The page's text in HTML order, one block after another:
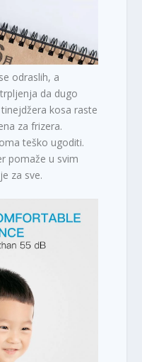
odraslih, a
da dugo
kosa raste
za frizera.
teško ugoditi.
pomaže u svim
za sve.